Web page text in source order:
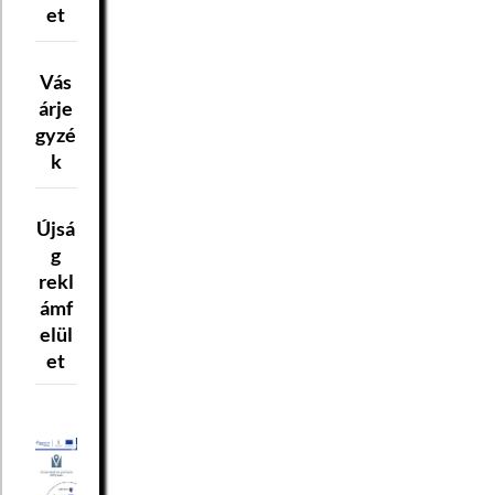
et
Vás
árje
gyzé
k
Újsá
g
rekl
ámf
elül
et